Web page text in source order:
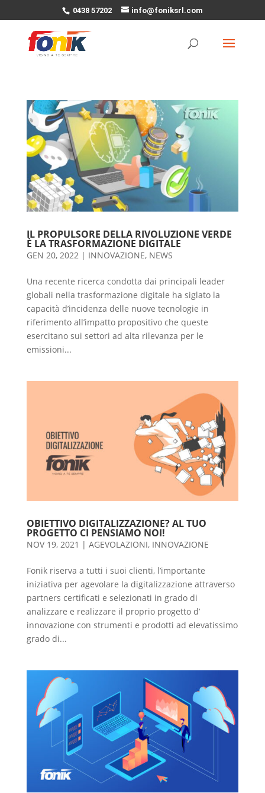
0438 57202 info@foniksrl.com
IL PROPULSORE DELLA RIVOLUZIONE VERDE
È LA TRASFORMAZIONE DIGITALE
GEN 20, 2022| INNOVAZIONE, NEWS
Una recente ricerca condotta dai principali leader
globali nella trasformazione digitale ha siglato la
capacità d’incidenza delle nuove tecnologie in
riferimento all’impatto propositivo che queste
esercitano sui settori ad alta rilevanza per le
emissioni...
OBIETTIVO DIGITALIZZAZIONE? AL TUO
PROGETTO CI PENSIAMO NOI!
NOV 19, 2021 | AGEVOLAZIONI, INNOVAZIONE
Fonik riserva a tutti i suoi clienti, l’importante
iniziativa per agevolare la digitalizzazione attraverso
partners certificati e selezionati in grado di
analizzare e realizzare il proprio progetto d’
innovazione con strumenti e prodotti ad elevatissimo
grado di...